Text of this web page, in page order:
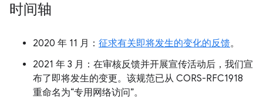
时间轴
2020 年 11 月： 征求有关即将发生的变化的反馈。
2021 年 3 月：在审核反馈并开展宣传活动后，我们宣
布了即将发生的变更。该规范已从 CORS-RFC1918
重命名为“专用网络访问”。